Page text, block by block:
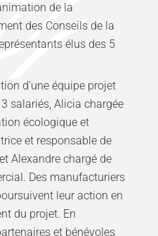
de la
des Conseils de la
élus des 5
d’une équipe projet
salariés, Alicia chargée
écologique et
et responsable de
Alexandre chargé de
Des manufacturiers
leur action en
du projet. En
et bénévoles